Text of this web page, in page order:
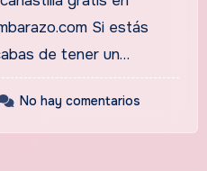
Si estás
de tener un…
No hay comentarios